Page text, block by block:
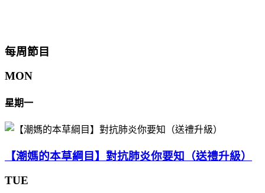
每周節目
MON
星期一
【潮媽的本草綱目】對抗肺炎你要知（送禮升級）
TUE